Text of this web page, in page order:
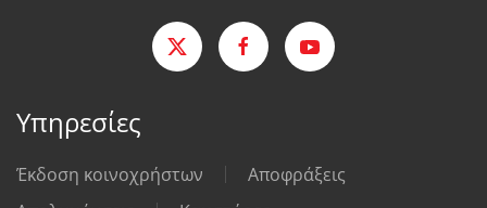
Υπηρεσίες
Έκδοση κοινοχρήστων
Αποφράξεις